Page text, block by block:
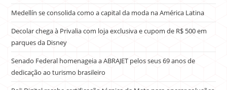
Medellín se consolida como a capital da moda na América Latina
Decolar chega à Privalia com loja exclusiva e cupom de R$ 500 em
parques da Disney
Senado Federal homenageia a ABRAJET pelos seus 69 anos de
dedicação ao turismo brasileiro